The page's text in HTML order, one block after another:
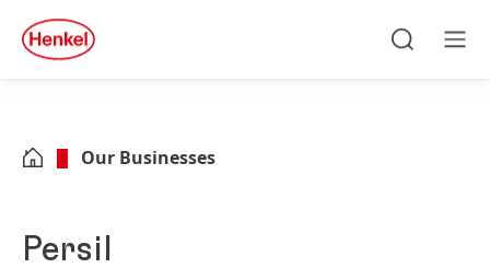
Skip to footer
quick
search
Our Businesses
Persil